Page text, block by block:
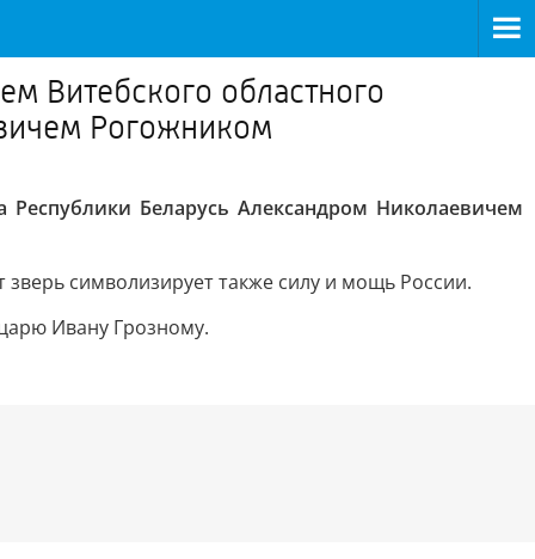
Витебского областного
Рогожником
Республики Беларусь Александром Николаевичем
символизирует также силу и мощь России.
Ивану Грозному.